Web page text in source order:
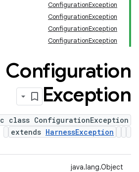
ConfigurationException
ConfigurationException
ConfigurationException
ConfigurationException
Configuration
Exception
class ConfigurationException
extends HarnessException
java.lang.Object